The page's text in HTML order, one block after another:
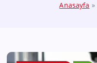
Anasayfa »